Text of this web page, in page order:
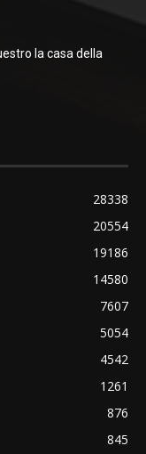
la casa della
28338
20554
19186
14580
7607
5054
4542
1261
876
845